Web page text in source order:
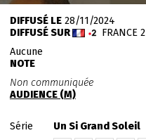
DIFFUSÉ LE28/11/2024
DIFFUSÉ SUR
FRANCE 2
Aucune
NOTE
Non communiquée
AUDIENCE (M)
Série
Un Si Grand Soleil